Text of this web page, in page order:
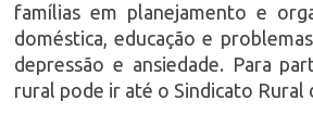
famílias em planejamento e
doméstica, educação e
depressão e ansiedade. Para
rural pode ir até o Sindicato Rural